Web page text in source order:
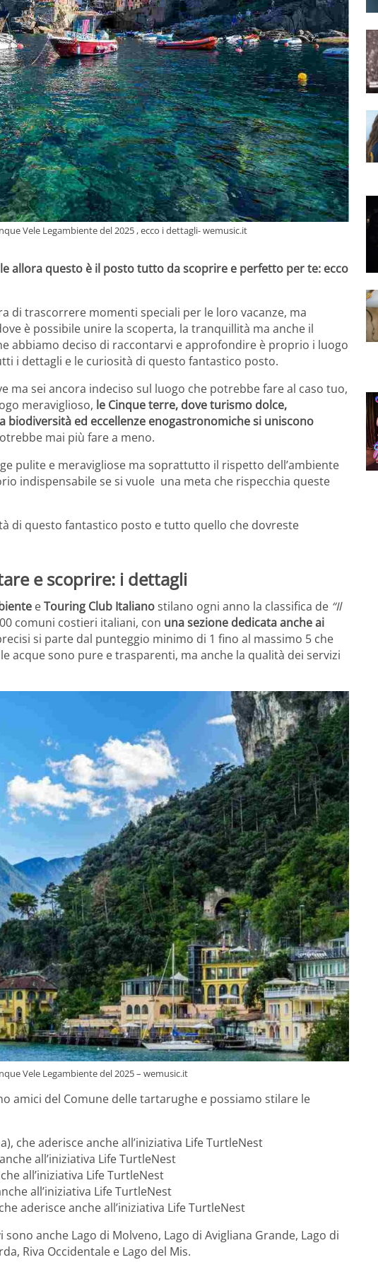
Vele Legambiente del 2025 , ecco i dettagli- wemusic.it
allora questo è il posto tutto da scoprire e perfetto per te: ecco
di trascorrere momenti speciali per le loro vacanze, ma
è possibile unire la scoperta, la tranquillità ma anche il
abbiamo deciso di raccontarvi e approfondire è proprio i luogo
i dettagli e le curiosità di questo fantastico posto.
ma sei ancora indeciso sul luogo che potrebbe fare al caso tuo,
meraviglioso, le Cinque terre, dove turismo dolce,
ed eccellenze enogastronomiche si uniscono
mai più fare a meno.
pulite e meravigliose ma soprattutto il rispetto dell’ambiente
indispensabile se si vuole una meta che rispecchia queste
di questo fantastico posto e tutto quello che dovreste
e scoprire: i dettagli
eTouring Club Italianostilano ogni anno la classifica de “Il
comuni costieri italiani, con una sezione dedicata anche ai
si parte dal punteggio minimo di 1 fino al massimo 5 che
acque sono pure e trasparenti, ma anche la qualità dei servizi
Vele Legambiente del 2025 – wemusic.it
amici del Comune delle tartarughe e possiamo stilare le
che aderisce anche all’iniziativa Life TurtleNest
all’iniziativa Life TurtleNest
all’iniziativa Life TurtleNest
all’iniziativa Life TurtleNest
aderisce anche all’iniziativa Life TurtleNest
anche Lago di Molveno, Lago di Avigliana Grande, Lago di
Riva Occidentale e Lago del Mis.